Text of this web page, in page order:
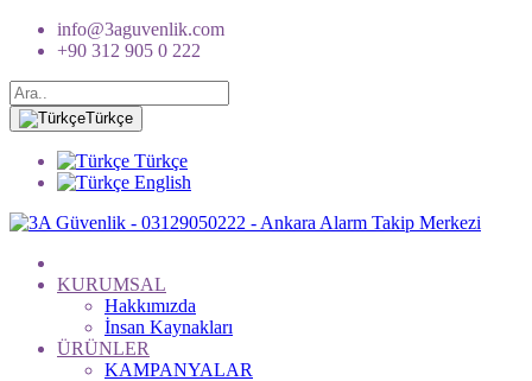
info@3aguvenlik.com
+90 312 905 0 222
Türkçe
Türkçe
English
KURUMSAL
Hakkımızda
İnsan Kaynakları
ÜRÜNLER
KAMPANYALAR